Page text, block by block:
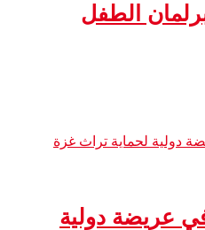
الطفل
عريضة دولية